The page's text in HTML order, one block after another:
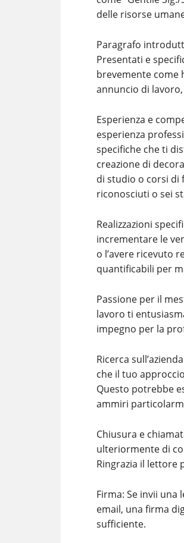
delle risorse
Paragrafo
Presentati e
brevemente come
annuncio di
Esperienza e
esperienza
specifiche che ti
creazione di
di studio o corsi di
riconosciuti o sei
Realizzazioni
incrementare le
o l’avere ricevuto
quantificabili per
Passione per il
lavoro ti
impegno per la
Ricerca
che il tuo
Questo potrebbe
ammiri
Chiusura e
ulteriormente di
Ringrazia il lettore
Firma: Se invii una
email, una firma
sufficiente.